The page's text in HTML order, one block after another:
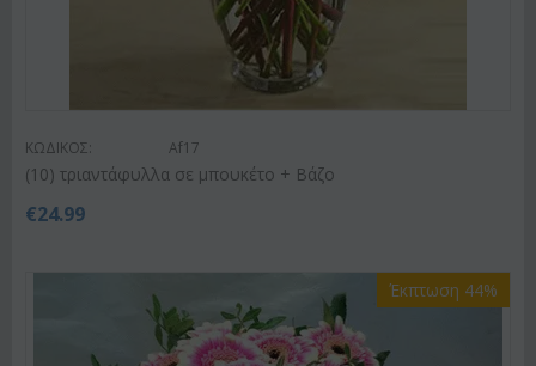
ΚΩΔΙΚΟΣ: Af17
(10) τριαντάφυλλα σε μπουκέτο + Βάζο
€24.99
Έκπτωση 44%